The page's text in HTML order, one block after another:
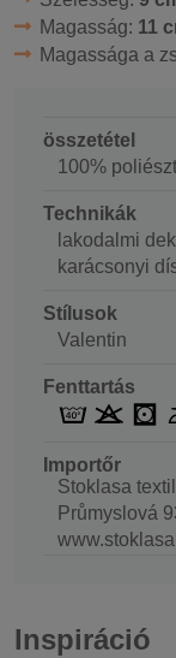
Magasság: 11
Magassága a
összetétel
100%
Technikák
lakodalmi
karácsonyi
Stílusok
Valentin
Fenttartás
Importőr
Stoklasa
Průmyslová
Inspiráció